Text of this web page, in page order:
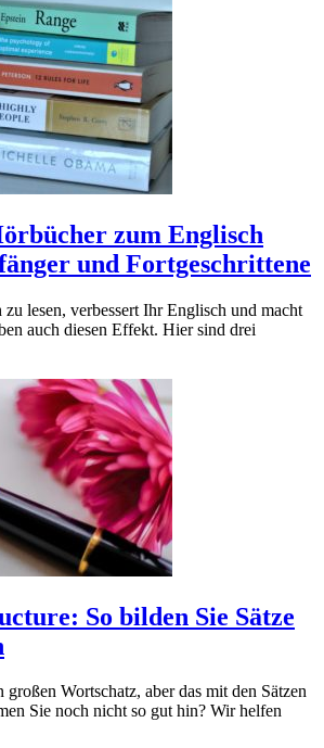
zum Englisch
und Fortgeschrittene
lesen, verbessert Ihr Englisch und macht
auch diesen Effekt. Hier sind drei
So bilden Sie Sätze
großen Wortschatz, aber das mit den Sätzen
Sie noch nicht so gut hin? Wir helfen